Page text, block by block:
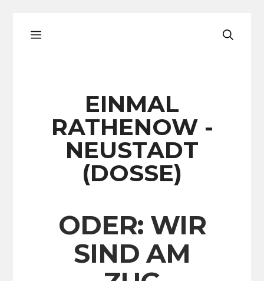
InhaltMenü
EINMAL
RATHENOW -
NEUSTADT
(DOSSE)
ODER: WIR
SIND AM